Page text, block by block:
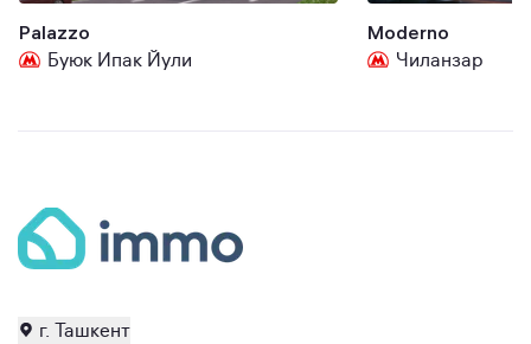
Palazzo
Буюк Ипак Йули
Moderno
Чиланзар
г. Ташкент